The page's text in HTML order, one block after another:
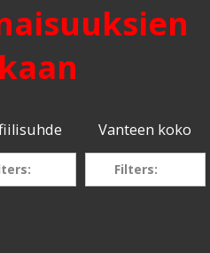
Vanteen koko
Filters: